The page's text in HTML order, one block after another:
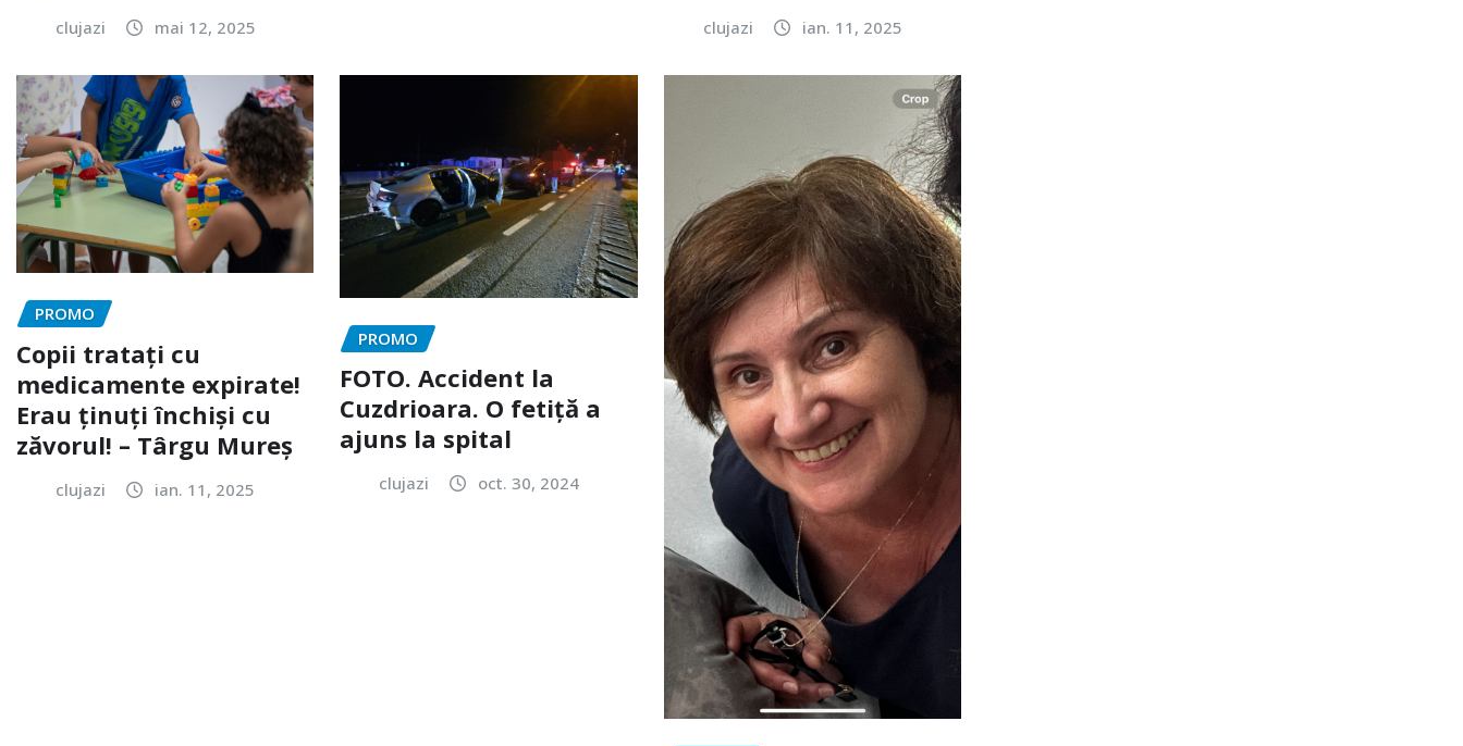
clujazi mai 12, 2025 clujazi ian. 11, 2025
PROMO
Copii tratați cu
medicamente expirate!
Erau ținuți închiși cu
zăvorul! – Târgu Mureș
clujazi ian. 11, 2025
PROMO
FOTO. Accident la
Cuzdrioara. O fetiță a
ajuns la spital
clujazi oct. 30, 2024